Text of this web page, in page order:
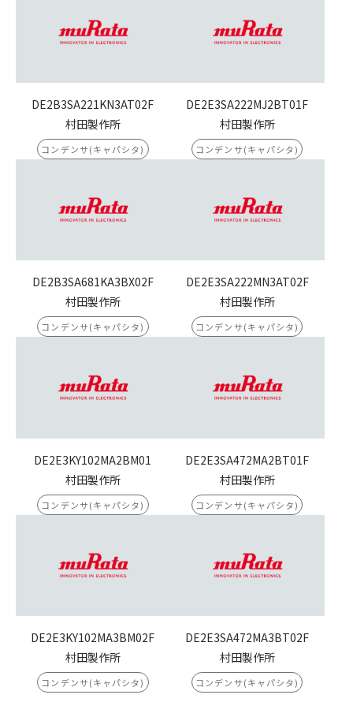
DE2B3SA221KN3AT02F
村田製作所
コンデンサ(キャパシタ)
DE2E3SA222MJ2BT01F
村田製作所
コンデンサ(キャパシタ)
DE2B3SA681KA3BX02F
村田製作所
コンデンサ(キャパシタ)
DE2E3SA222MN3AT02F
村田製作所
コンデンサ(キャパシタ)
DE2E3KY102MA2BM01
村田製作所
コンデンサ(キャパシタ)
DE2E3SA472MA2BT01F
村田製作所
コンデンサ(キャパシタ)
DE2E3KY102MA3BM02F
村田製作所
コンデンサ(キャパシタ)
DE2E3SA472MA3BT02F
村田製作所
コンデンサ(キャパシタ)